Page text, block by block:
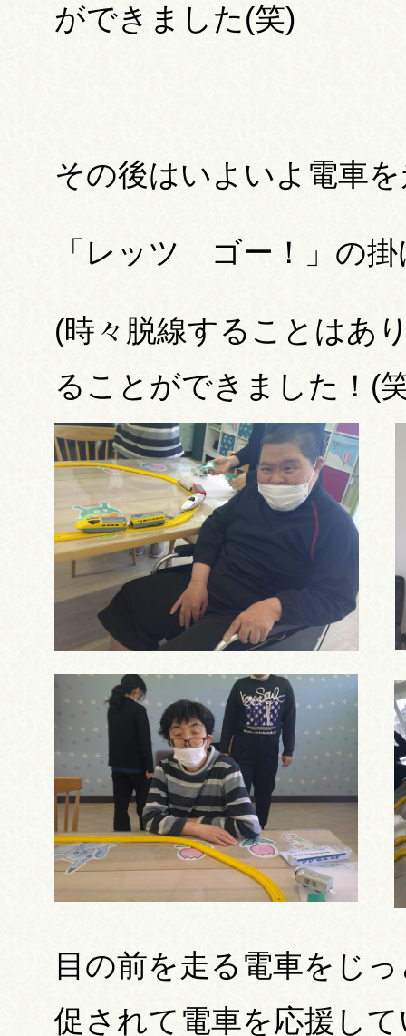
ができました(笑)
その後はいよいよ電車
「レッツ ゴー！」の
(時々脱線することはあ
ることができました！(
目の前を走る電車をじ
促されて電車を応援し